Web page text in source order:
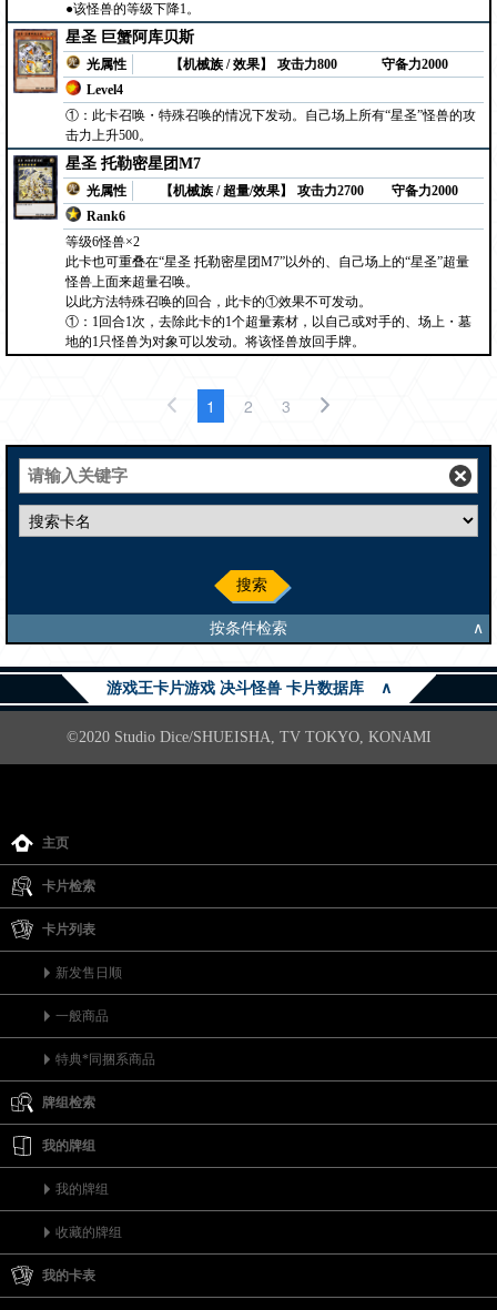
●该怪兽的等级下降1。
星圣 巨蟹阿库贝斯
光属性
【机械族 / 效果】
Level4
攻击力800 守备力2000
①：此卡召唤・特殊召唤的情况下发动。自己场上所有“星圣”怪兽的攻
击力上升500。
星圣 托勒密星团M7
光属性
【机械族 / 超量/效果】
Rank6
攻击力2700 守备力2000
等级6怪兽×2
此卡也可重叠在“星圣 托勒密星团M7”以外的、自己场上的“星圣”超量
怪兽上面来超量召唤。
以此方法特殊召唤的回合，此卡的①效果不可发动。
①：1回合1次，去除此卡的1个超量素材，以自己或对手的、场上・墓
地的1只怪兽为对象可以发动。将该怪兽放回手牌。
1 2 3
搜索
按条件检索 ∧
游戏王卡片游戏 决斗怪兽 卡片数据库 ∧
©2020 Studio Dice/SHUEISHA, TV TOKYO, KONAMI
主页
卡片检索
卡片列表
新发售日顺
一般商品
特典*同捆系商品
牌组检索
我的牌组
我的牌组
收藏的牌组
我的卡表